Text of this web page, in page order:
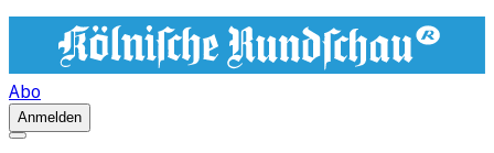
Abo
Anmelden